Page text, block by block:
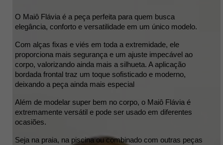
O Maiô Flávia é a peça perfeita para quem busca
elegância, conforto e versatilidade em um único modelo.
Com alças fixas e viés em toda a extremidade, ele
proporciona mais segurança e um ajuste impecável ao
corpo, valorizando ainda mais a silhueta. A aplicação
bordada frontal traz um toque sofisticado e moderno,
deixando a peça ainda mais especial
Além de modelar super bem no corpo, o Maiô Flávia é
extremamente versátil e pode ser usado em diferentes
ocasiões.
Seja na praia, na piscina ou combinado com outras peças